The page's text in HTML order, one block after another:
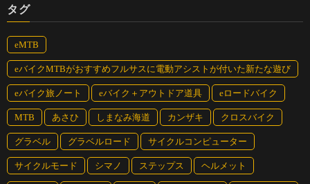
タグ
eMTB
eバイクMTBがおすすめフルサスに電動アシストが付いた新たな遊び
eバイク旅ノート eバイク＋アウトドア道具 eロードバイク
MTB あさひ しまなみ海道 カンザキ クロスバイク
グラベル グラベルロード サイクルコンピューター
サイクルモード シマノ ステップス ヘルメット